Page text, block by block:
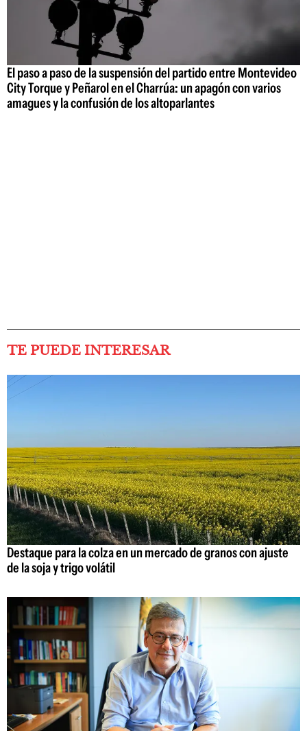
El paso a paso de la suspensión del partido entre Montevideo
City Torque y Peñarol en el Charrúa: un apagón con varios
amagues y la confusión de los altoparlantes
TE PUEDE INTERESAR
Destaque para la colza en un mercado de granos con ajuste
de la soja y trigo volátil